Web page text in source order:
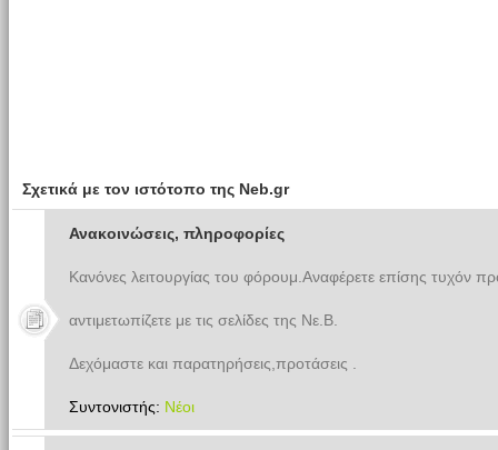
Σχετικά με τον ιστότοπο της Neb.gr
Ανακοινώσεις, πληροφορίες
Κανόνες λειτουργίας του φόρουμ.Αναφέρετε επίσης τυχόν
αντιμετωπίζετε με τις σελίδες της Νε.Β.
Δεχόμαστε και παρατηρήσεις,προτάσεις .
Συντονιστής: Νέοι